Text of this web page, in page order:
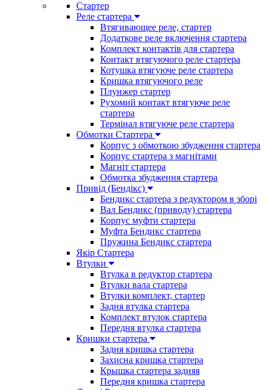
Стартер
Реле стартера
Втягивающее реле, стартер
Додаткове реле включення стартера
Комплект контактів для стартера
Контакт втягуючого реле стартера
Котушка втягуюче реле стартера
Кришка втягуючого реле
Плунжер стартер
Рухомий контакт втягуюче реле
стартера
Термінал втягуюче реле стартера
Обмотки Стартера
Корпус з обмоткою збудження стартера
Корпус стартера з магнітами
Магніт стартера
Обмотка збудження стартера
Привід (Бендікс)
Бендикс стартера з редуктором в зборі
Вал Бендикс (приводу) стартера
Корпус муфти стартера
Муфта Бендикс стартера
Пружина Бендикс стартера
Якір Стартера
Втулки
Втулка в редуктор стартера
Втулки вала стартера
Втулки комплект, стартер
Задня втулка стартера
Комплект втулок стартера
Передня втулка стартера
Кришки стартера
Задня кришка стартера
Захисна кришка стартера
Крышка стартера задняя
Передня кришка стартера